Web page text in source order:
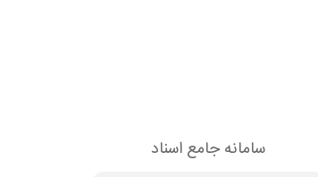
سامانه جامع اسناد